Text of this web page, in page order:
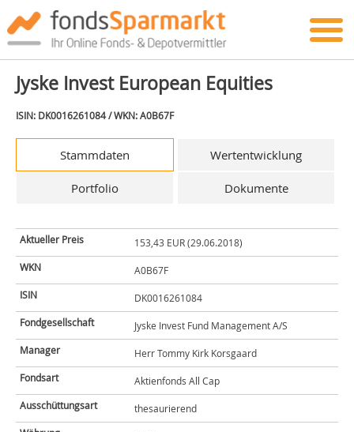
Jyske Invest European Equities
ISIN: DK0016261084 / WKN: A0B67F
Stammdaten Wertentwicklung
Portfolio Dokumente
Aktueller Preis
153,43 EUR (29.06.2018)
WKN
A0B67F
ISIN
DK0016261084
Fondgesellschaft
Jyske Invest Fund Management A/S
Manager
Herr Tommy Kirk Korsgaard
Fondsart
Aktienfonds All Cap
Ausschüttungsart
thesaurierend